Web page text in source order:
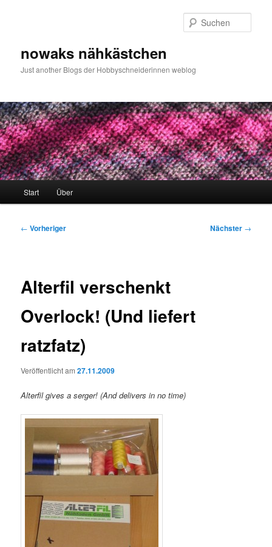
nowaks nähkästchen
Just another Blogs der Hobbyschneiderinnen weblog
Start Über
Beitragsnavigation
← Vorheriger Nächster →
Alterfil verschenkt
Overlock! (Und liefert
ratzfatz)
Veröffentlicht am27.11.2009
Alterfil gives a serger! (And delivers in no time)